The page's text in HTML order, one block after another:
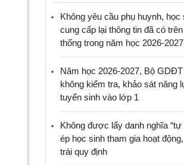
Không yêu cầu phụ huynh, học
cung cấp lại thông tin đã có
thống trong năm học 2026-2027
Năm học 2026-2027, Bộ
không kiểm tra, khảo sát năng
tuyển sinh vào lớp 1
Không được lấy danh nghĩa “tự
ép học sinh tham gia hoạt
trái quy định